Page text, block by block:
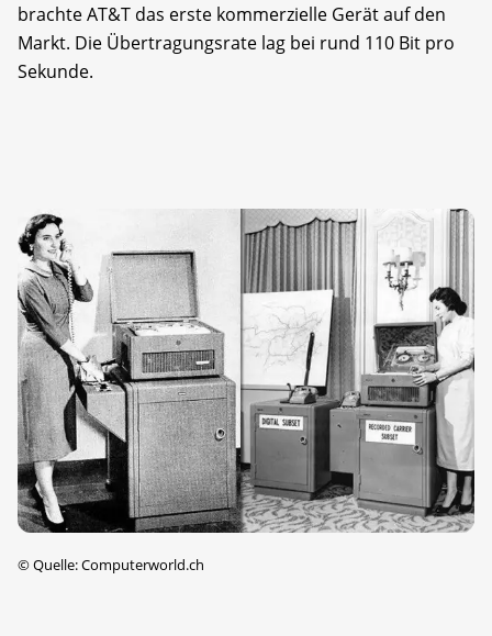
brachte AT&T das erste kommerzielle Gerät auf den
Markt. Die Übertragungsrate lag bei rund 110 Bit pro
Sekunde.
©Quelle: Computerworld.ch